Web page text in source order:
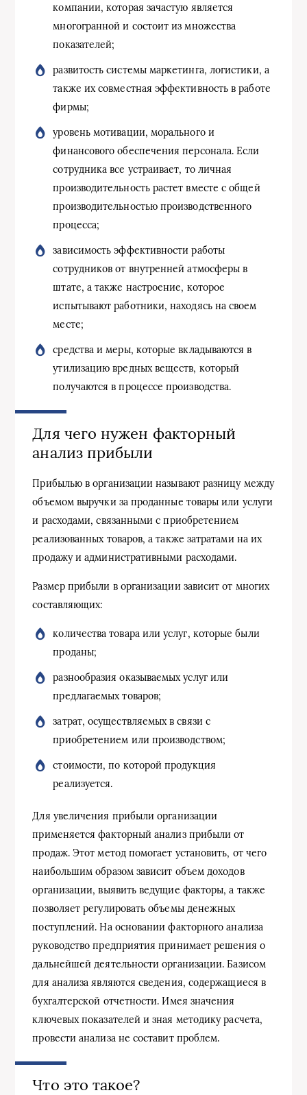
компании, которая зачастую является
многогранной и состоит из множества
показателей;
развитость системы маркетинга, логистики, а
также их совместная эффективность в работе
фирмы;
уровень мотивации, морального и
финансового обеспечения персонала. Если
сотрудника все устраивает, то личная
производительность растет вместе с общей
производительностью производственного
процесса;
зависимость эффективности работы
сотрудников от внутренней атмосферы в
штате, а также настроение, которое
испытывают работники, находясь на своем
месте;
средства и меры, которые вкладываются в
утилизацию вредных веществ, который
получаются в процессе производства.
Для чего нужен факторный
анализ прибыли
Прибылью в организации называют разницу между
объемом выручки за проданные товары или услуги
и расходами, связанными с приобретением
реализованных товаров, а также затратами на их
продажу и административными расходами.
Размер прибыли в организации зависит от многих
составляющих:
количества товара или услуг, которые были
проданы;
разнообразия оказываемых услуг или
предлагаемых товаров;
затрат, осуществляемых в связи с
приобретением или производством;
стоимости, по которой продукция
реализуется.
Для увеличения прибыли организации
применяется факторный анализ прибыли от
продаж. Этот метод помогает установить, от чего
наибольшим образом зависит объем доходов
организации, выявить ведущие факторы, а также
позволяет регулировать объемы денежных
поступлений. На основании факторного анализа
руководство предприятия принимает решения о
дальнейшей деятельности организации. Базисом
для анализа являются сведения, содержащиеся в
бухгалтерской отчетности. Имея значения
ключевых показателей и зная методику расчета,
провести анализа не составит проблем.
Что это такое?